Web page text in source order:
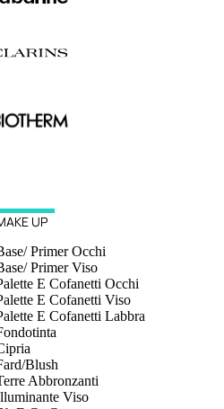
UP
Primer Occhi
Primer Viso
E Cofanetti Occhi
E Cofanetti Viso
E Cofanetti Labbra
Blush
Abbronzanti
Viso